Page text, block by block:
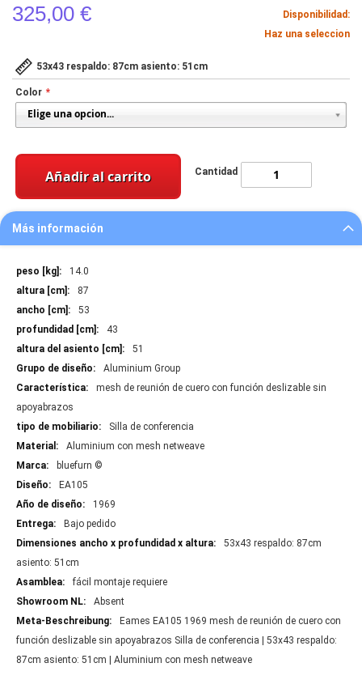
325,00 €
Disponibilidad:
Haz una seleccion
53x43 respaldo: 87cm asiento: 51cm
Color
Cantidad
Añadir al carrito
Más información
Más
información
14.0
87
53
43
51
Aluminium Group
mesh de reunión de cuero con función deslizable sin
apoyabrazos
Silla de conferencia
Aluminium con mesh netweave
bluefurn ©
EA105
1969
Bajo pedido
53x43 respaldo: 87cm
asiento: 51cm
fácil montaje requiere
Absent
Eames EA105 1969 mesh de reunión de cuero con
función deslizable sin apoyabrazos Silla de conferencia | 53x43 respaldo:
87cm asiento: 51cm | Aluminium con mesh netweave